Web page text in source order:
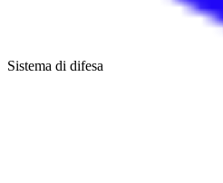
Sistema di difesa